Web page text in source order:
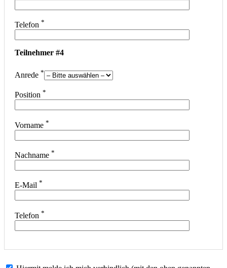
Telefon *
Teilnehmer #4
Anrede *
Position *
Vorname *
Nachname *
E-Mail *
Telefon *